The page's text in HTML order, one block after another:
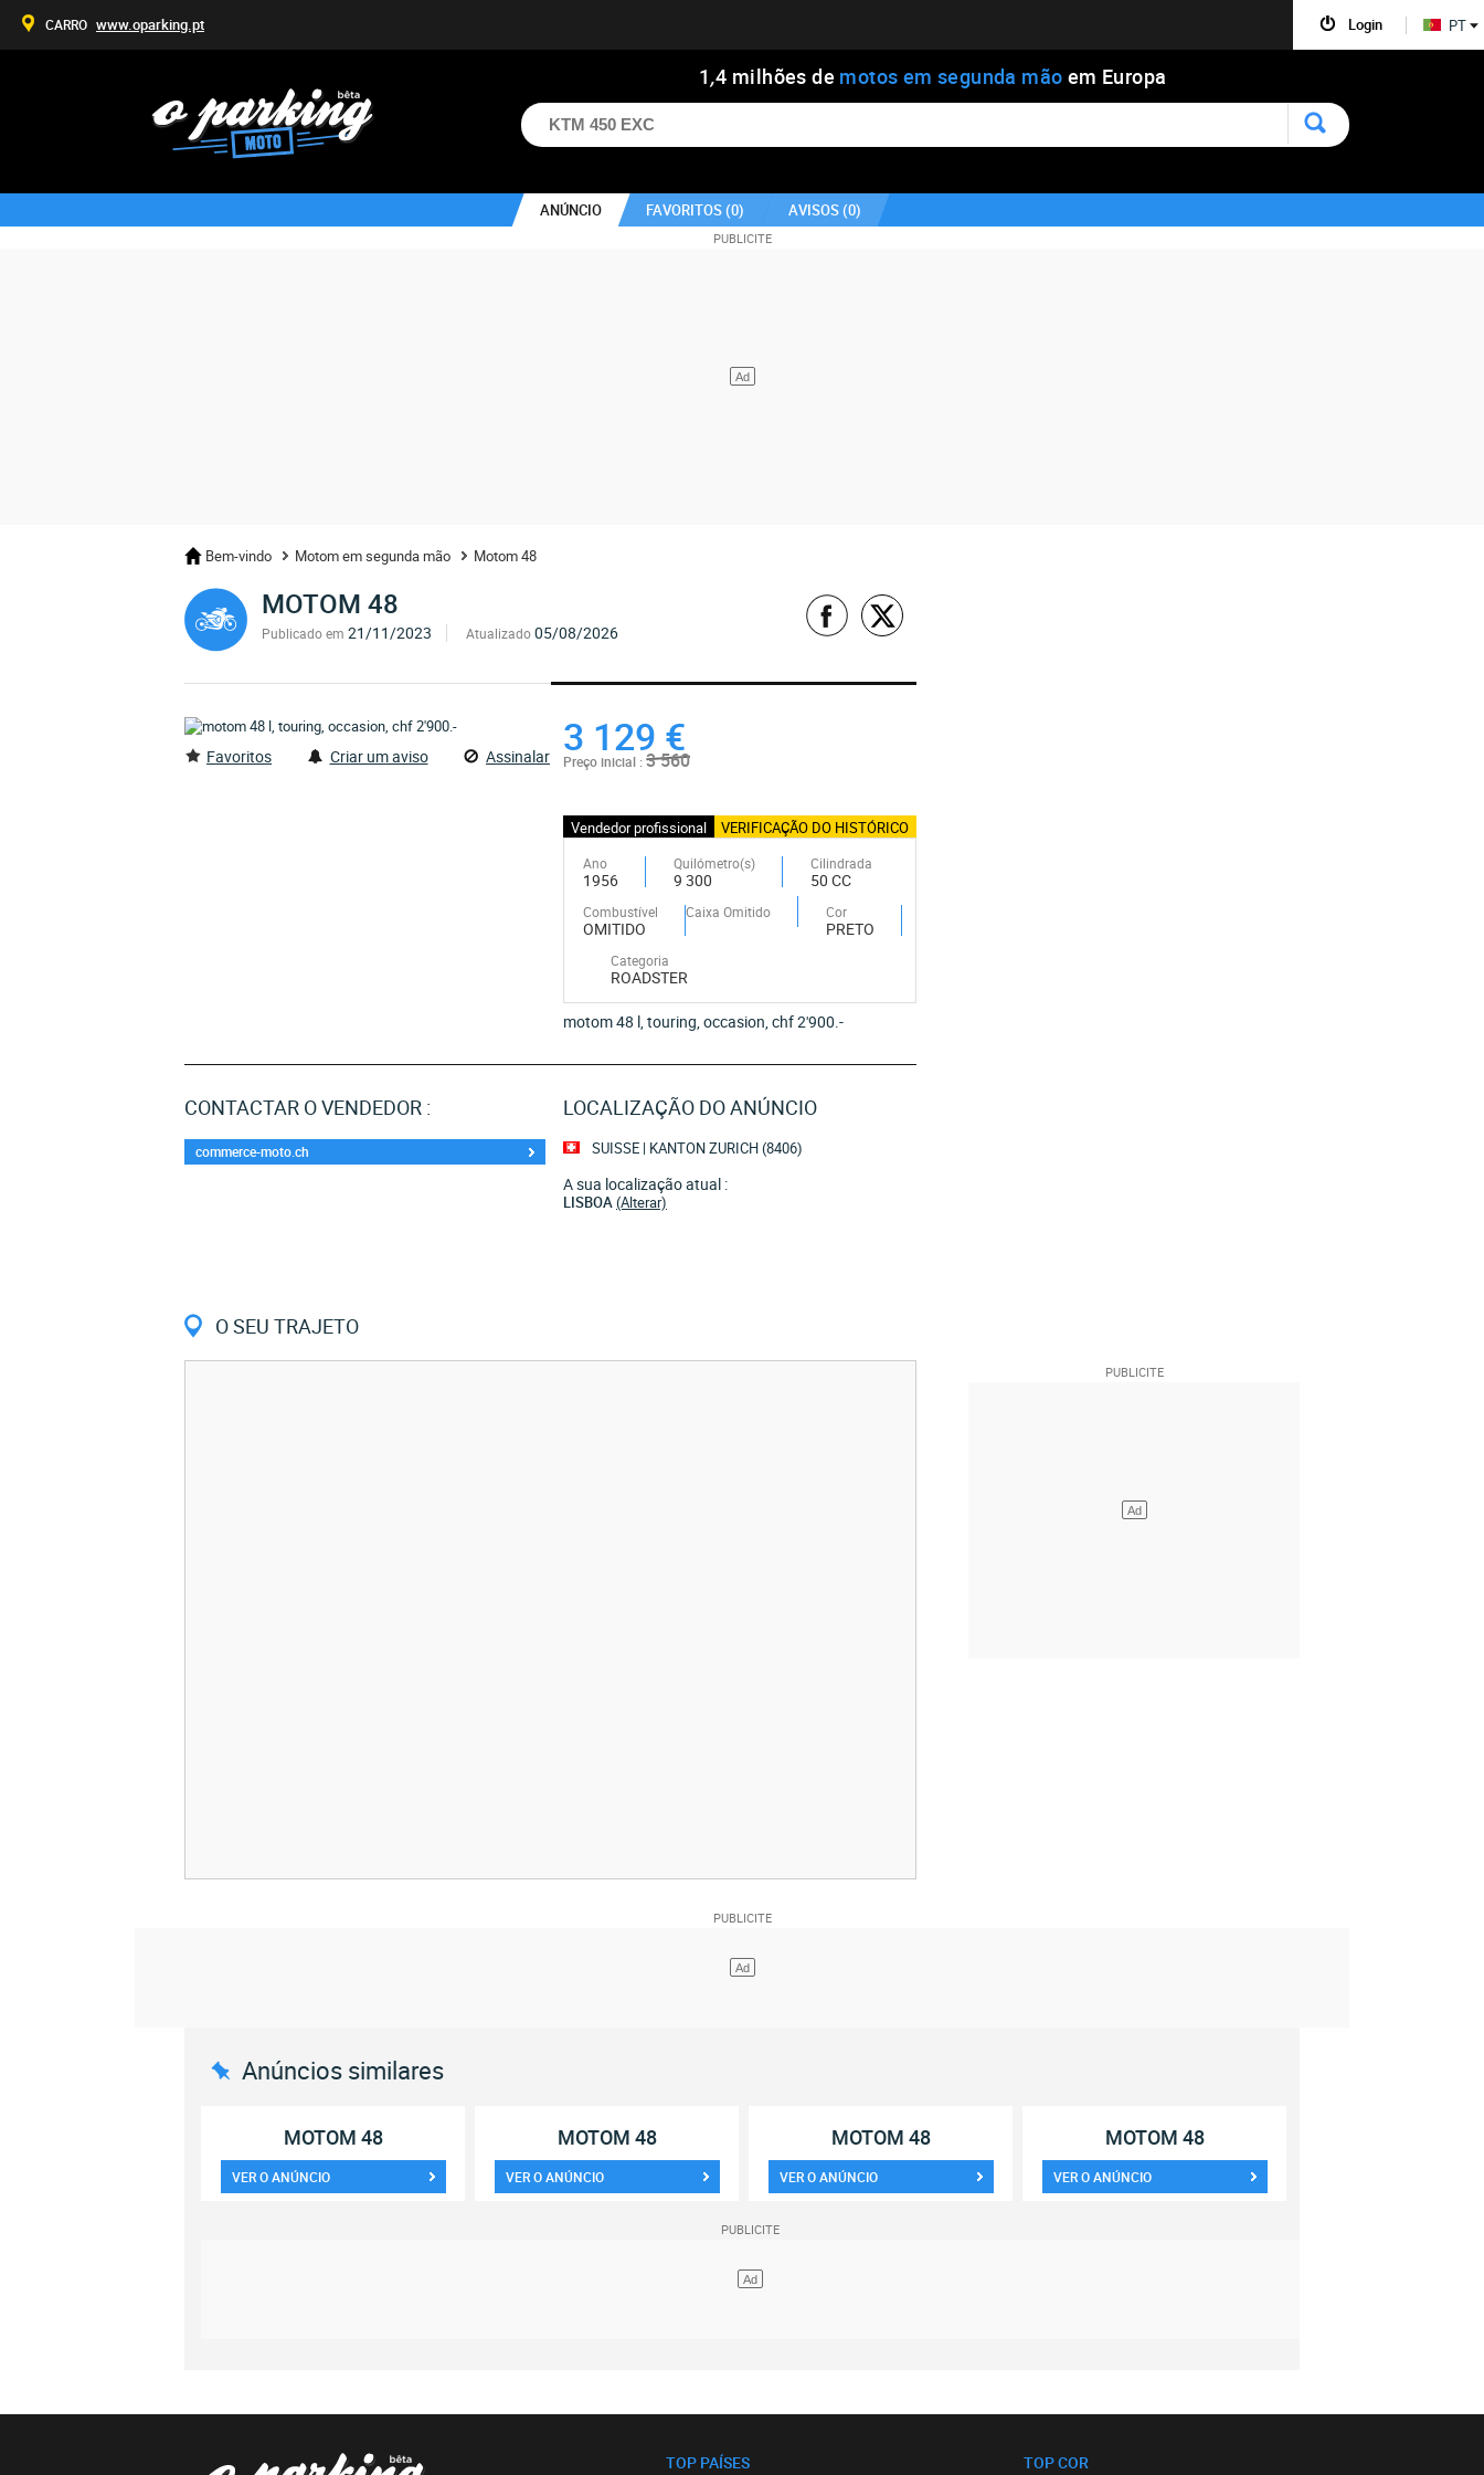
1,4 milhões de motos em segunda mão em Europa
ANÚNCIO FAVORITOS (0) AVISOS (0)
Bem-vindo Motom em segunda mão Motom 48
MOTOM 48
Publicado em 21/11/2023 Atualizado05/08/2026
Favoritos Criar um aviso Assinalar 3 129 €
Preço inicial :3 560
Vendedor profissional VERIFICAÇÃO DO HISTÓRICO
Ano
1956
Quilómetro(s)
9 300
Cilindrada
50 CC
Combustível
OMITIDO
Caixa Omitido Cor
PRETO
Categoria
ROADSTER
motom 48 l, touring, occasion, chf 2'900.-
CONTACTAR O VENDEDOR :
commerce-moto.ch
LOCALIZAÇÃO DO ANÚNCIO
SUISSE | KANTON ZURICH (8406)
A sua localização atual :
LISBOA(Alterar)
O SEU TRAJETO
Anúncios similares
MOTOM 48
VER O ANÚNCIO
MOTOM 48
VER O ANÚNCIO
MOTOM 48
VER O ANÚNCIO
MOTOM 48
VER O ANÚNCIO
TOP PAÍSES TOP COR
Login
CARRO www.oparking.pt PT